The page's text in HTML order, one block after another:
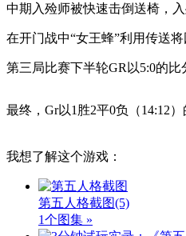
中期入殓师被快速击倒送椅，
在开门战中“女王蜂”利用传送
第三局比赛下半轮GR以5:0的比
最终，Gr以1胜2平0负（14:12
我想了解这个游戏：
第五人格截图(5)
1个图集 »